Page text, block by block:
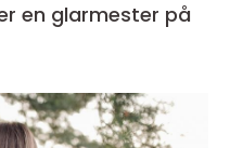
en glarmester på